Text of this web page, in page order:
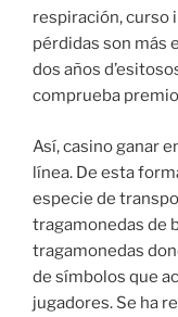
respiración, curso
pérdidas son más
dos años
comprueba
Así, casino ganar
línea. De esta
especie de
tragamonedas de
tragamonedas
de símbolos que
jugadores. Se ha